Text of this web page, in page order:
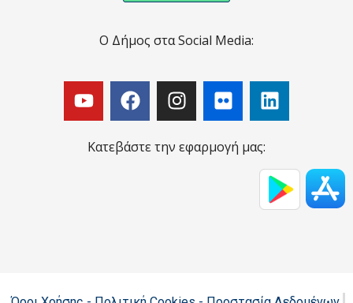
Ο Δήμος στα Social Media:
Κατεβάστε την εφαρμογή μας: